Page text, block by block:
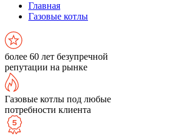
Главная
Газовые котлы
более 60 лет безупречной
репутации на рынке
Газовые котлы под любые
потребности клиента